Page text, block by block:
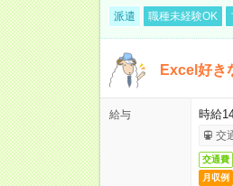
派遣 職種未経験OK
Excel好き
給与 時給
交
交通費
月収例